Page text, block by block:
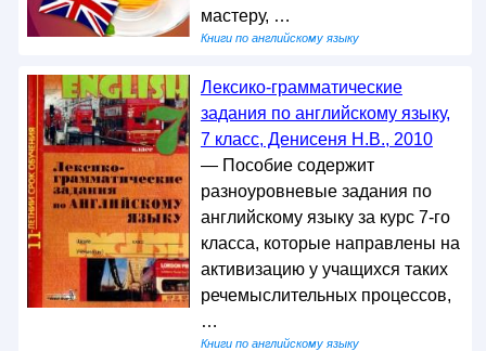
мастеру, …
Книги по английскому языку
Лексико-грамматические
задания по английскому языку,
7 класс, Денисеня Н.В., 2010
— Пособие содержит
разноуровневые задания по
английскому языку за курс 7-го
класса, которые направлены на
активизацию у учащихся таких
речемыслительных процессов,
…
Книги по английскому языку